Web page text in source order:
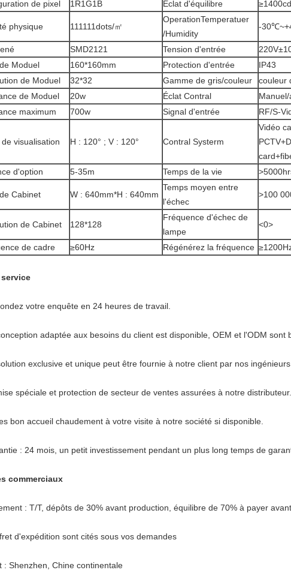
de pixel
1R1G1B Éclat d'équilibre ≥1400cd
physique 111111dots/㎡
OperationTemperatuer
/Humidity
-
SMD2121 Tension d'entrée
Moduel
160*160mm Protection d'entrée
IP43
de Moduel
32*32 Gamme de gris/couleur
couleur
de Moduel
20w Éclat Contral
maximum
700w Signal d'entrée RF/S-
visualisation H : 120° ; V : 120° Contral Systerm
Vidéo
d'option
5-35m Temps de la vie
Cabinet W : 640mm*H : 640mm
Temps moyen entre
l'échec
>100
de Cabinet 128*128
Fréquence d'échec de
lampe
<0>
de cadre ≥60Hz Régénérez la fréquence
votre enquête en 24 heures de travail.
adaptée aux besoins du client est disponible, OEM et l'ODM sont
exclusive et unique peut être fournie à notre client par nos
spéciale et protection de secteur de ventes assurées à notre distributeur.
bon accueil chaudement à votre visite à notre société si disponible.
: 24 mois, un petit investissement pendant un plus long temps de
commerciaux
: T/T, dépôts de 30% avant production, équilibre de 70% à payer
d'expédition sont cités sous vos demandes
: Shenzhen, Chine continentale